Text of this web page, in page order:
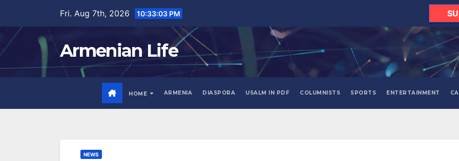
content
Fri. Aug 7th, 2026 10:33:04 PM
Armenian Life
HOME ARMENIA DIASPORA USALM IN PDF COLUMNISTS SPORTS ENTERTAINMENT
NEWS